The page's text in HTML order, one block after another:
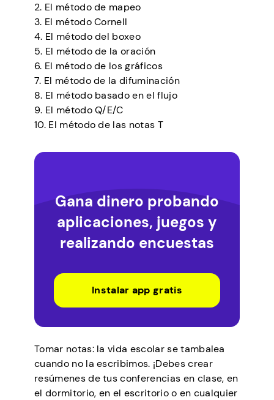
2. El método de mapeo
3. El método Cornell
4. El método del boxeo
5. El método de la oración
6. El método de los gráficos
7. El método de la difuminación
8. El método basado en el flujo
9. El método Q/E/C
10. El método de las notas T
Gana dinero probando
aplicaciones, juegos y
realizando encuestas
Instalar app gratis
Tomar notas: la vida escolar se tambalea
cuando no la escribimos. ¡Debes crear
resúmenes de tus conferencias en clase, en
el dormitorio, en el escritorio o en cualquier